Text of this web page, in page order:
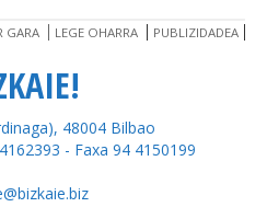
GARA LEGE OHARRA PUBLIZIDADEA
48004 Bilbao
- Faxa 94 4150199